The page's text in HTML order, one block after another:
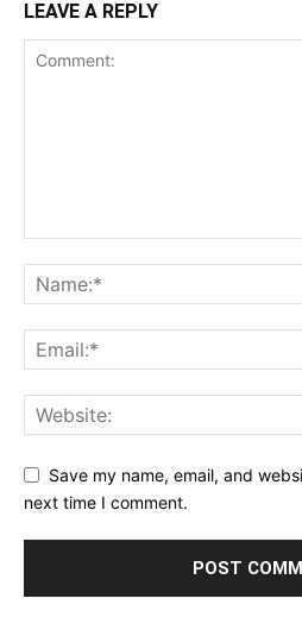
LEAVE A REPLY
Save my name, email, and
next time I comment.